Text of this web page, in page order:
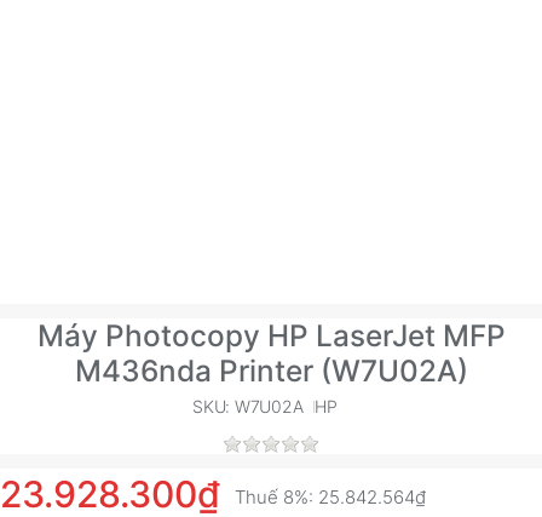
Máy Photocopy HP LaserJet MFP
M436nda Printer (W7U02A)
SKU: W7U02A HP
23.928.300₫ Thuế 8%: 25.842.564₫